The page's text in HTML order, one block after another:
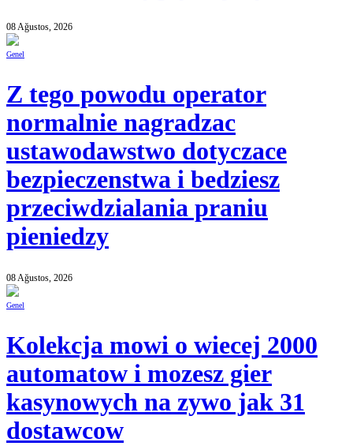
08 Ağustos, 2026
Genel
Z tego powodu operator
normalnie nagradzac
ustawodawstwo dotyczace
bezpieczenstwa i bedziesz
przeciwdzialania praniu
pieniedzy
08 Ağustos, 2026
Genel
Kolekcja mowi o wiecej 2000
automatow i mozesz gier
kasynowych na zywo jak 31
dostawcow